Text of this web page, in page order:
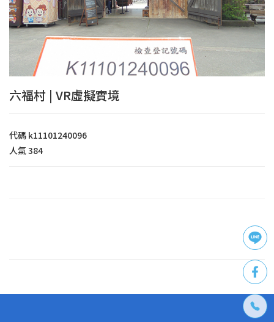
六福村 | VR虛擬實境
代碼 k11101240096
人氣384